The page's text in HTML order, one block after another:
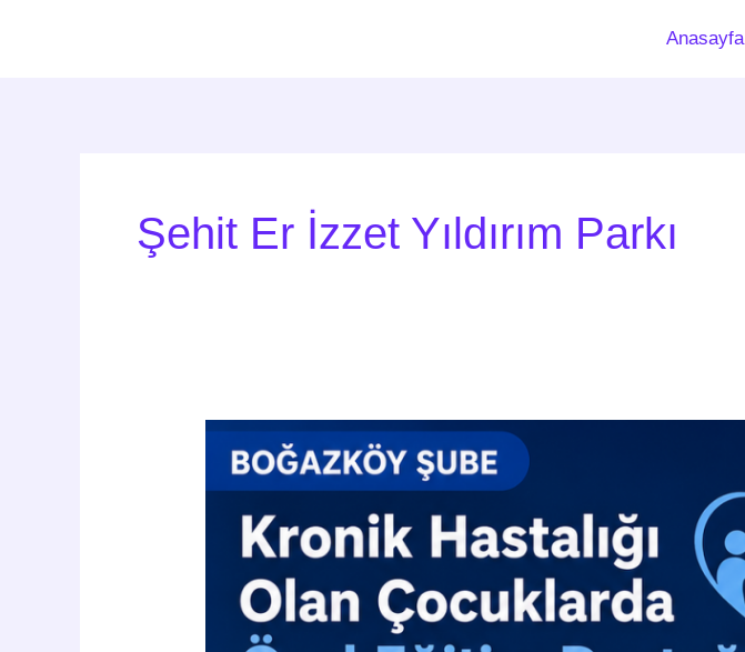
Anasayfa
Şehit Er İzzet Yıldırım Parkı
Kronik
Hastalığı
Olan
Çocuklarda
Özel
Eğitim
Desteği,